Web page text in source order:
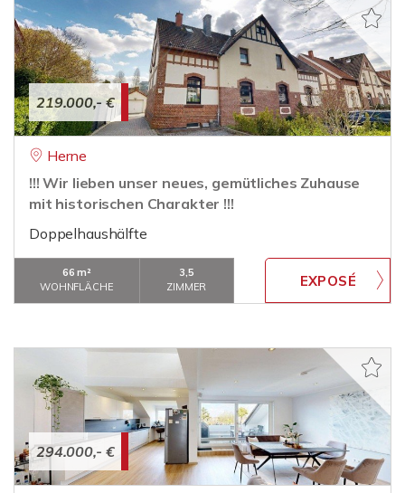
219.000,- €
Herne
!!! Wir lieben unser neues, gemütliches Zuhause
mit historischen Charakter !!!
Doppelhaushälfte
66 m²
WOHNFLÄCHE
3,5
ZIMMER
294.000,- €